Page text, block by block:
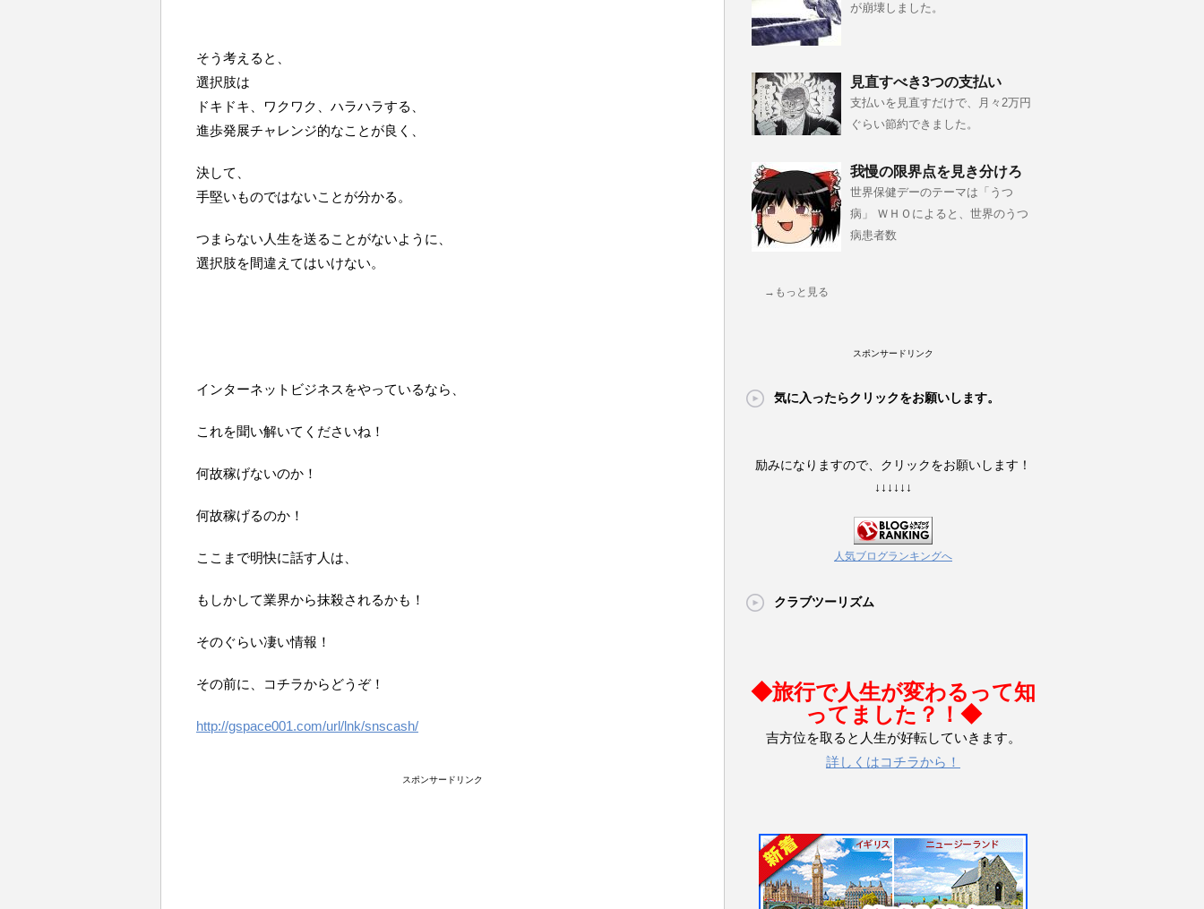
そう考えると、
選択肢は
ドキドキ、ワクワク、ハラハラする、
進歩発展チャレンジ的なことが良く、
決して、
手堅いものではないことが分かる。
つまらない人生を送ることがないように、
選択肢を間違えてはいけない。
インターネットビジネスをやっているなら、
これを聞い解いてくださいね！
何故稼げないのか！
何故稼げるのか！
ここまで明快に話す人は、
もしかして業界から抹殺されるかも！
そのぐらい凄い情報！
その前に、コチラからどうぞ！
http://gspace001.com/url/lnk/snscash/
スポンサードリンク
が崩壊しました。
見直すべき3つの支払い
支払いを見直すだけで、月々2万円
ぐらい節約できました。
我慢の限界点を見き分けろ
世界保健デーのテーマは「うつ
病」 ＷＨＯによると、世界のうつ
病患者数
→もっと見る
スポンサードリンク
気に入ったらクリックをお願いします。
励みになりますので、クリックをお願いします！
↓↓↓↓↓↓
人気ブログランキングへ
クラブツーリズム
◆旅行で人生が変わるって知
ってました？！◆
吉方位を取ると人生が好転していきます。
詳しくはコチラから！